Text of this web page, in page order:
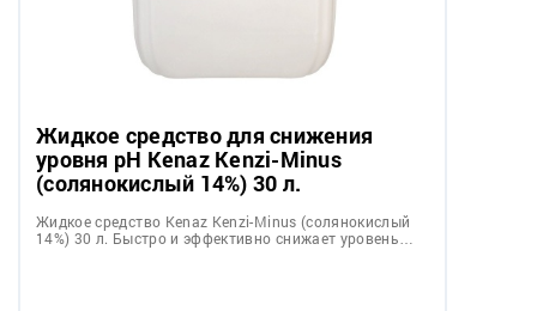
Жидкое средство для снижения
уровня pH Kenaz Kenzi-Minus
(солянокислый 14%) 30 л.
Жидкое средство Kenaz Kenzi-Minus (солянокислый
14%) 30 л. Быстро и эффективно снижает уровень…